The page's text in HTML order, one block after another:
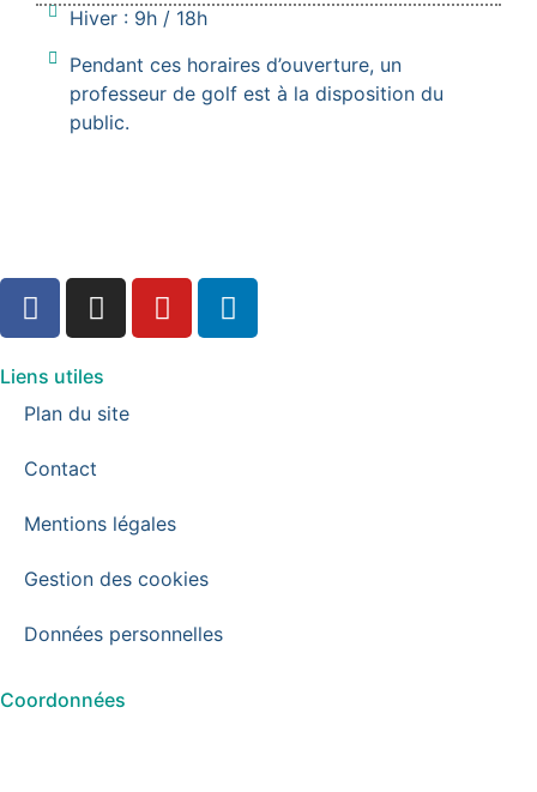
Hiver : 9h / 18h
Pendant ces horaires d’ouverture, un
professeur de golf est à la disposition du
public.
Liens utiles
Plan du site
Contact
Mentions légales
Gestion des cookies
Données personnelles
Coordonnées